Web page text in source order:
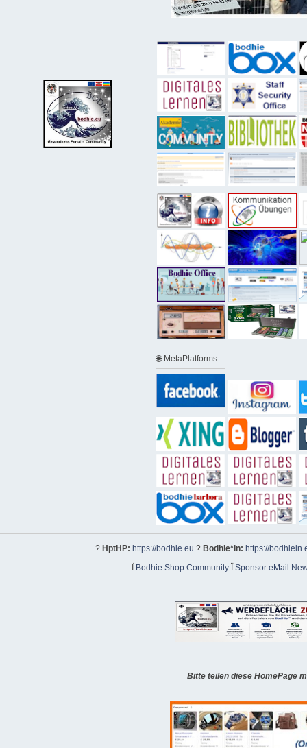
🌐 MetaPlatforms
? HptHP: https://bodhie.eu ? Bodhie*in: https://
Bodhie Shop CommunityÏ Sponsor eMail
Bitte teilen diese HomePage